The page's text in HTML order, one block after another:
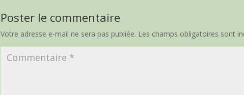
Poster le commentaire
Votre adresse e-mail ne sera pas publiée. Les champs obligatoires sont